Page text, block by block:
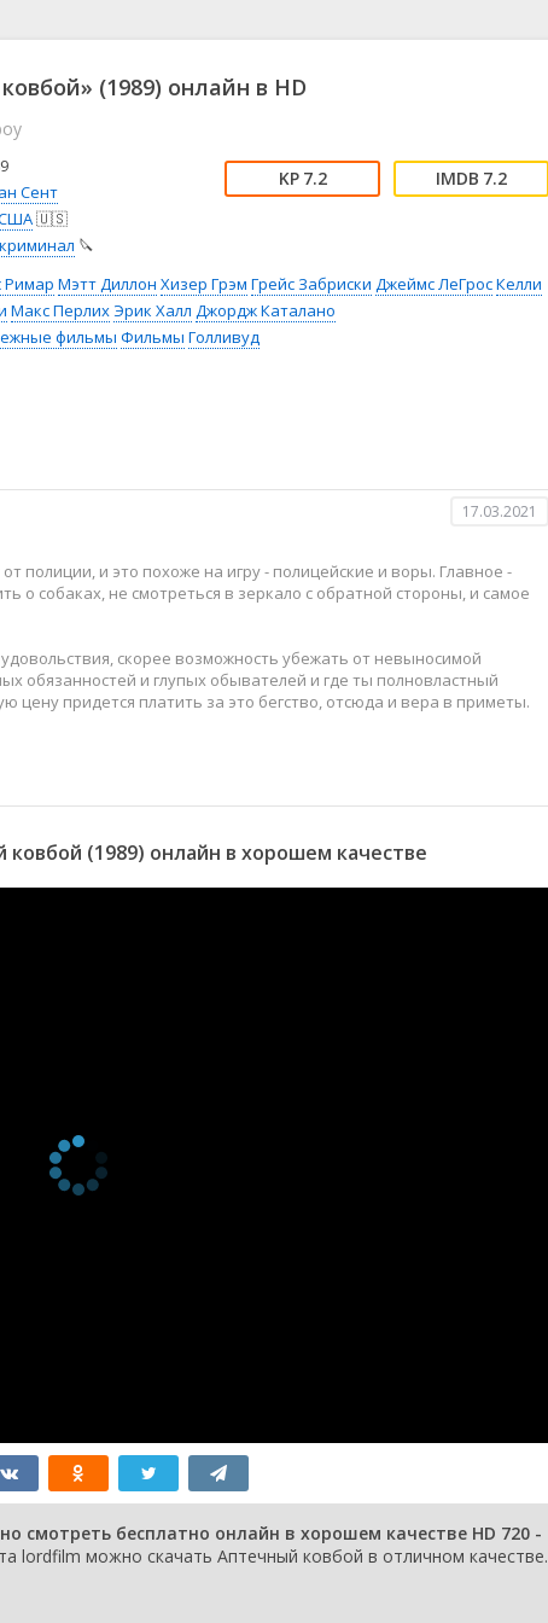
👨‍💼 Новости
тв
😱 Ужасы
🤠 Фильм-нуар
🧝‍♂️ Фэнтези
(1989) онлайн в HD
Сент
🇺🇸
криминал 🔪
7.2 7.2
Римар Мэтт Диллон Хизер Грэм Грейс Забриски Джеймс ЛеГросКелли
Макс ПерлихЭрик Халл Джордж Каталано
фильмы Фильмы Голливуд
17.03.2021
полиции, и это похоже на игру - полицейские и воры. Главное -
о собаках, не смотреться в зеркало с обратной стороны, и самое
скорее возможность убежать от невыносимой
обязанностей и глупых обывателей и где ты полновластный
цену придется платить за это бегство, отсюда и вера в приметы.
(1989) онлайн в хорошем качестве
смотреть бесплатно онлайн в хорошем качестве HD 720 -
lordfilm можно скачать Аптечный ковбой в отличном качестве.